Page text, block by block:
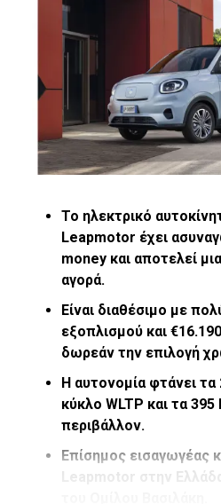
Για να κάνεις τα όνειρα σου
παρά να λάβεις μέρος στον
γενιά Ελλήνων δημιουργών, το
Fashion Lines
. ΤοΝGFLτα
σημείο συνάντησης όλων των
δημιουργών που θέλουν να
και το ταλέντο τους με κεντρικό
Τέχνη.
Είναι η μοναδική διοργάνωση
Το ηλεκτρικό
Leapmotor έχει
money και αποτελεί
αγορά.
Είναι διαθέσιμο με
εξοπλισμού και
δωρεάν την επιλογή
Η αυτονομία φτάνει τα
κύκλο WLTP και τα 395
περιβάλλον.
Επίσημος εισαγωγέας
Leapmotor στην